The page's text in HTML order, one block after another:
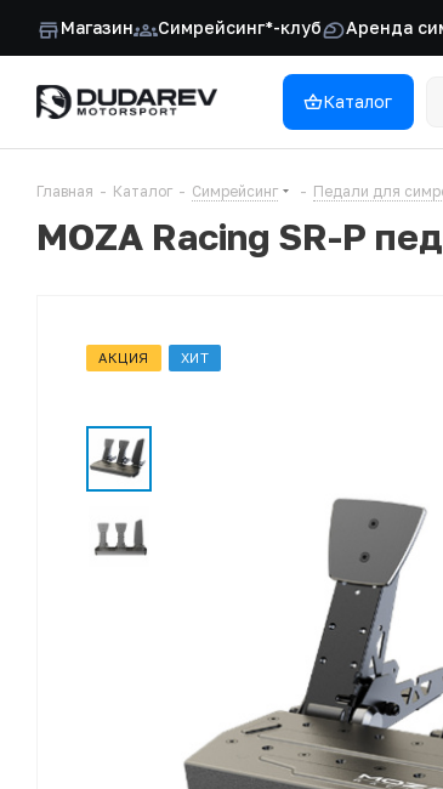
Магазин Симрейсинг*-клуб Аренда
Каталог
Главная - Каталог - Симрейсинг - Педали для
MOZA Racing SR-P
АКЦИЯ ХИТ